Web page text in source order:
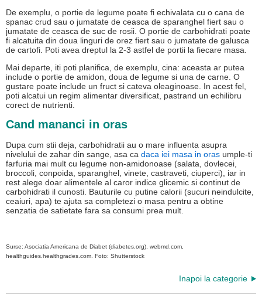
De exemplu, o portie de legume poate fi echivalata cu o cana de
spanac crud sau o jumatate de ceasca de sparanghel fiert sau o
jumatate de ceasca de suc de rosii. O portie de carbohidrati poate
fi alcatuita din doua linguri de orez fiert sau o jumatate de galusca
de cartofi. Poti avea dreptul la 2-3 astfel de portii la fiecare masa.
Mai departe, iti poti planifica, de exemplu, cina: aceasta ar putea
include o portie de amidon, doua de legume si una de carne. O
gustare poate include un fruct si cateva oleaginoase. In acest fel,
poti alcatui un regim alimentar diversificat, pastrand un echilibru
corect de nutrienti.
Cand mananci in oras
Dupa cum stii deja, carbohidratii au o mare influenta asupra
nivelului de zahar din sange, asa ca daca iei masa in oras umple-ti
farfuria mai mult cu legume non-amidonoase (salata, dovlecei,
broccoli, conpoida, sparanghel, vinete, castraveti, ciuperci), iar in
rest alege doar alimentele al caror indice glicemic si continut de
carbohidrati il cunosti. Bauturile cu putine calorii (sucuri neindulcite,
ceaiuri, apa) te ajuta sa completezi o masa pentru a obtine
senzatia de satietate fara sa consumi prea mult.
Surse: Asociatia Americana de Diabet (diabetes.org), webmd.com,
healthguides.healthgrades.com. Foto: Shutterstock
Inapoi la categorie